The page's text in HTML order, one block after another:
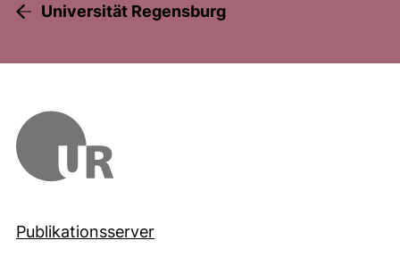
Universität Regensburg
Publikationsserver